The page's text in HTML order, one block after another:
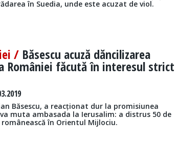
în Suedia, unde este acuzat de viol.
/ Băsescu acuză dăncilizarea
României făcută în interesul strict
Băsescu, a reacționat dur la promisiunea
muta ambasada la Ierusalim: a distrus 50 de
în Orientul Mijlociu.